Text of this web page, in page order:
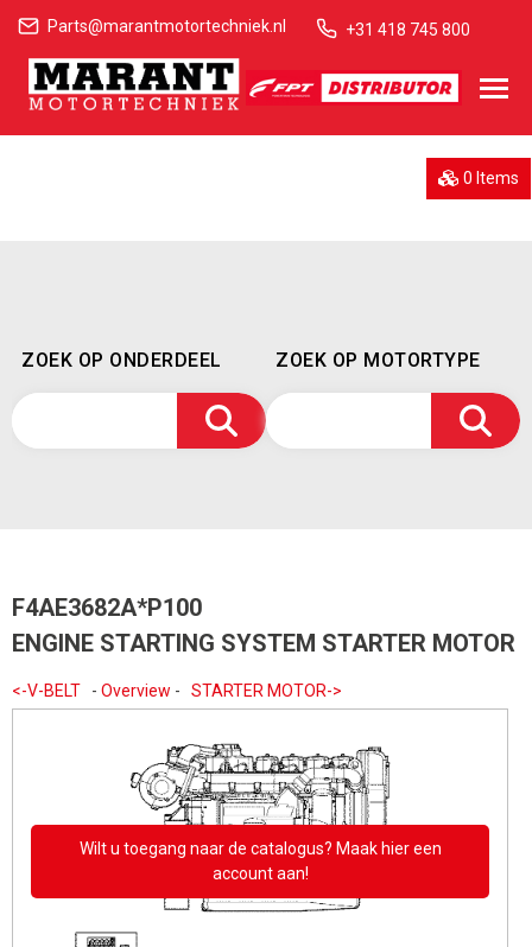
Parts@marantmotortechniek.nl +31 418 745 800
0 Items
ZOEK OP ONDERDEEL ZOEK OP MOTORTYPE
F4AE3682A*P100
ENGINE STARTING SYSTEM STARTER MOTOR
<-V-BELT - Overview - STARTER MOTOR->
Wilt u toegang naar de catalogus? Maak hier een
account aan!